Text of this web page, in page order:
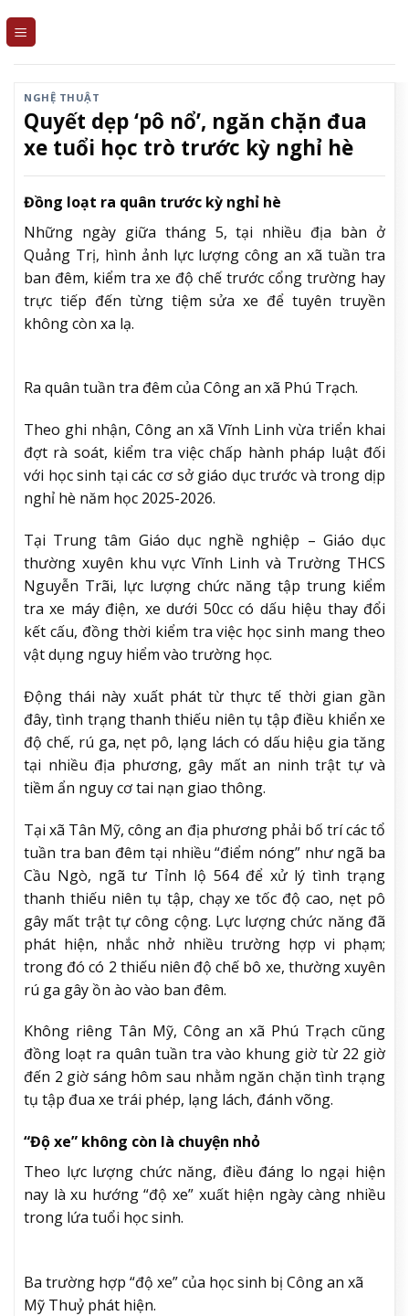
NGHỆ THUẬT
Quyết dẹp ‘pô nổ’, ngăn chặn đua
xe tuổi học trò trước kỳ nghỉ hè
Đồng loạt ra quân trước kỳ nghỉ hè
Những ngày giữa tháng 5, tại nhiều địa bàn ở
Quảng Trị, hình ảnh lực lượng công an xã tuần tra
ban đêm, kiểm tra xe độ chế trước cổng trường hay
trực tiếp đến từng tiệm sửa xe để tuyên truyền
không còn xa lạ.
Ra quân tuần tra đêm của Công an xã Phú Trạch.
Theo ghi nhận, Công an xã Vĩnh Linh vừa triển khai
đợt rà soát, kiểm tra việc chấp hành pháp luật đối
với học sinh tại các cơ sở giáo dục trước và trong dịp
nghỉ hè năm học 2025-2026.
Tại Trung tâm Giáo dục nghề nghiệp – Giáo dục
thường xuyên khu vực Vĩnh Linh và Trường THCS
Nguyễn Trãi, lực lượng chức năng tập trung kiểm
tra xe máy điện, xe dưới 50cc có dấu hiệu thay đổi
kết cấu, đồng thời kiểm tra việc học sinh mang theo
vật dụng nguy hiểm vào trường học.
Động thái này xuất phát từ thực tế thời gian gần
đây, tình trạng thanh thiếu niên tụ tập điều khiển xe
độ chế, rú ga, nẹt pô, lạng lách có dấu hiệu gia tăng
tại nhiều địa phương, gây mất an ninh trật tự và
tiềm ẩn nguy cơ tai nạn giao thông.
Tại xã Tân Mỹ, công an địa phương phải bố trí các tổ
tuần tra ban đêm tại nhiều “điểm nóng” như ngã ba
Cầu Ngò, ngã tư Tỉnh lộ 564 để xử lý tình trạng
thanh thiếu niên tụ tập, chạy xe tốc độ cao, nẹt pô
gây mất trật tự công cộng. Lực lượng chức năng đã
phát hiện, nhắc nhở nhiều trường hợp vi phạm;
trong đó có 2 thiếu niên độ chế bô xe, thường xuyên
rú ga gây ồn ào vào ban đêm.
Không riêng Tân Mỹ, Công an xã Phú Trạch cũng
đồng loạt ra quân tuần tra vào khung giờ từ 22 giờ
đến 2 giờ sáng hôm sau nhằm ngăn chặn tình trạng
tụ tập đua xe trái phép, lạng lách, đánh võng.
“Độ xe” không còn là chuyện nhỏ
Theo lực lượng chức năng, điều đáng lo ngại hiện
nay là xu hướng “độ xe” xuất hiện ngày càng nhiều
trong lứa tuổi học sinh.
Ba trường hợp “độ xe” của học sinh bị Công an xã
Mỹ Thuỷ phát hiện.